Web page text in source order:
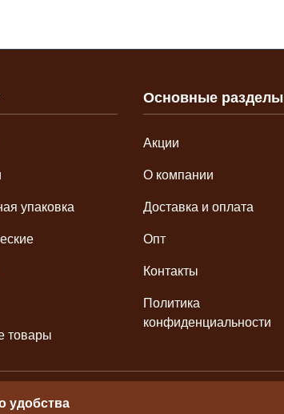
упаковка
товары
Основные разделы
Акции
О компании
Доставка и оплата
Опт
Контакты
Политика
конфиденциальности
удобства